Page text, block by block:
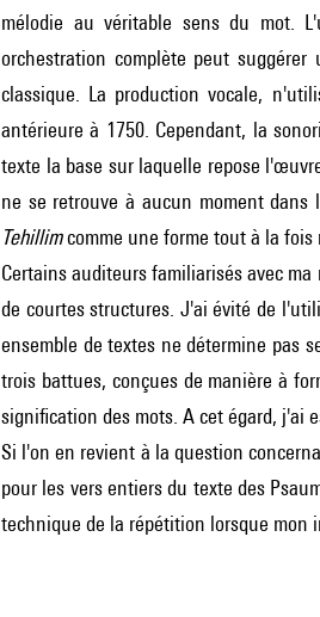
mélodie au véritable sens du mot.
orchestration complète peut
classique. La production vocale,
antérieure à 1750. Cependant, la
texte la base sur laquelle repose
ne se retrouve à aucun moment dans
Tehillimcomme une forme tout à la fois
Certains auditeurs familiarisés avec
de courtes structures. J'ai évité de
ensemble de textes ne détermine pas
trois battues, conçues de manière à
signification des mots. A cet égard, j'ai
Si l'on en revient à la question
pour les vers entiers du texte des
technique de la répétition lorsque mon